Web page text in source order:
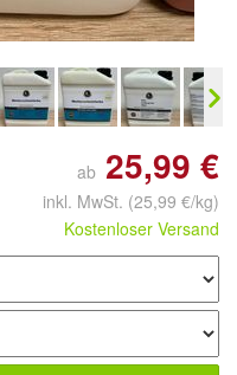
ab 25,99 €
inkl. MwSt. (25,99 €/kg)
Kostenloser Versand